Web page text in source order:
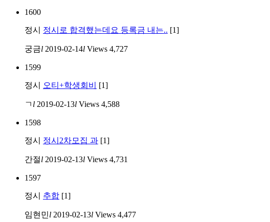
1600
정시 정시로 합격했는데요 등록금 내는.. [1]
궁금l 2019-02-14l Views 4,727
1599
정시 오티+학생회비 [1]
ㄱ l 2019-02-13l Views 4,588
1598
정시 정시2차모집 과 [1]
간절l 2019-02-13l Views 4,731
1597
정시 추합 [1]
임현민l 2019-02-13l Views 4,477